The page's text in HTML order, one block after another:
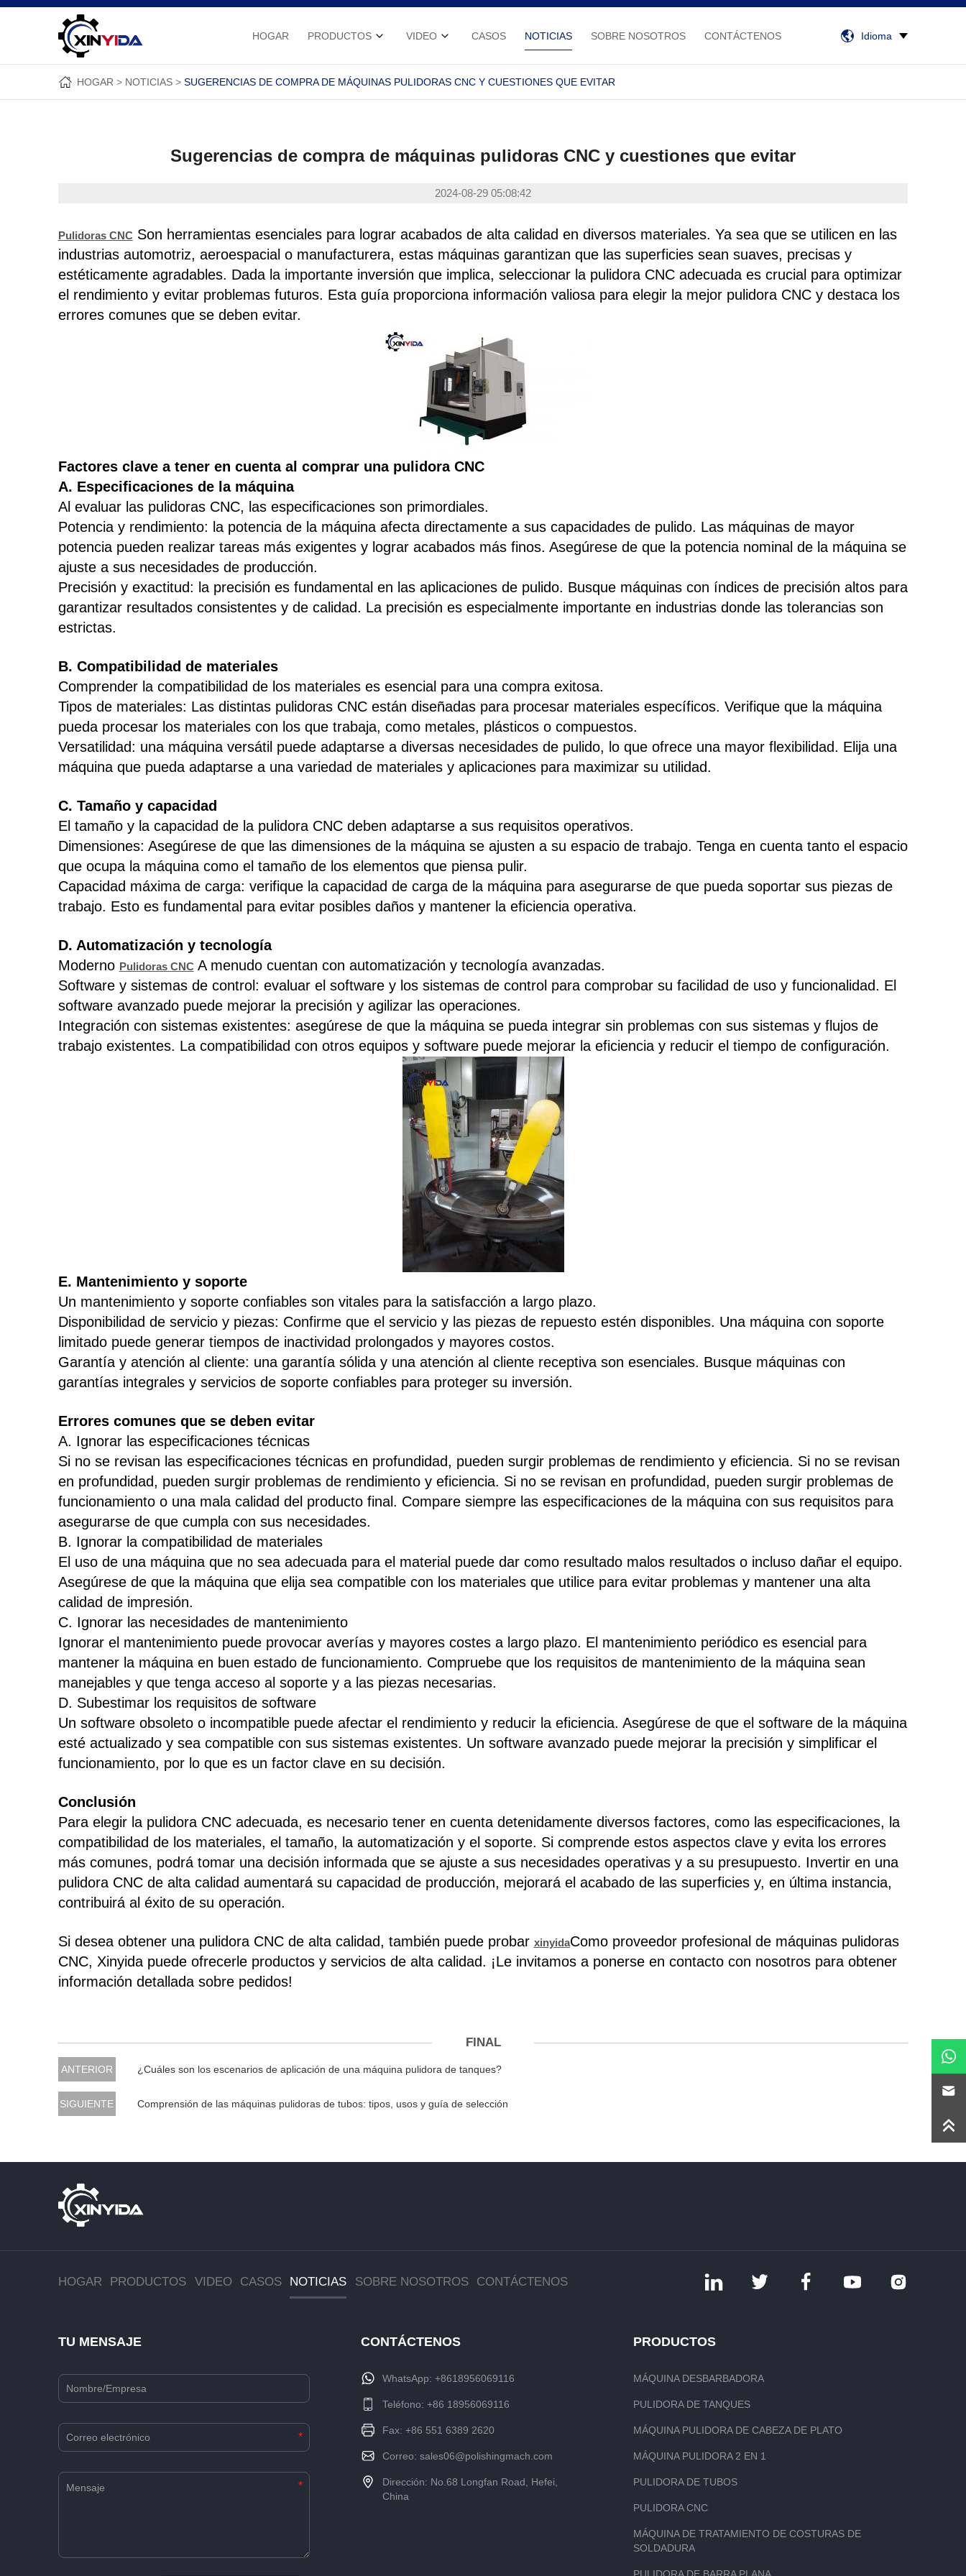
HOGAR PRODUCTOS VIDEO CASOS NOTICIAS SOBRE NOSOTROS CONTÁCTENOS Idioma
HOGAR NOTICIAS SUGERENCIAS DE COMPRA DE MÁQUINAS PULIDORAS CNC Y CUESTIONES QUE EVITAR
Sugerencias de compra de máquinas pulidoras CNC y cuestiones que evitar
2024-08-29 05:08:42
Pulidoras CNCSon herramientas esenciales para lograr acabados de alta calidad en diversos materiales. Ya sea que se utilicen en las
industrias automotriz, aeroespacial o manufacturera, estas máquinas garantizan que las superficies sean suaves, precisas y
estéticamente agradables. Dada la importante inversión que implica, seleccionar la pulidora CNC adecuada es crucial para optimizar
el rendimiento y evitar problemas futuros. Esta guía proporciona información valiosa para elegir la mejor pulidora CNC y destaca los
errores comunes que se deben evitar.
Factores clave a tener en cuenta al comprar una pulidora CNC
A. Especificaciones de la máquina
Al evaluar las pulidoras CNC, las especificaciones son primordiales.
Potencia y rendimiento: la potencia de la máquina afecta directamente a sus capacidades de pulido. Las máquinas de mayor
potencia pueden realizar tareas más exigentes y lograr acabados más finos. Asegúrese de que la potencia nominal de la máquina se
ajuste a sus necesidades de producción.
Precisión y exactitud: la precisión es fundamental en las aplicaciones de pulido. Busque máquinas con índices de precisión altos para
garantizar resultados consistentes y de calidad. La precisión es especialmente importante en industrias donde las tolerancias son
estrictas.
B. Compatibilidad de materiales
Comprender la compatibilidad de los materiales es esencial para una compra exitosa.
Tipos de materiales: Las distintas pulidoras CNC están diseñadas para procesar materiales específicos. Verifique que la máquina
pueda procesar los materiales con los que trabaja, como metales, plásticos o compuestos.
Versatilidad: una máquina versátil puede adaptarse a diversas necesidades de pulido, lo que ofrece una mayor flexibilidad. Elija una
máquina que pueda adaptarse a una variedad de materiales y aplicaciones para maximizar su utilidad.
C. Tamaño y capacidad
El tamaño y la capacidad de la pulidora CNC deben adaptarse a sus requisitos operativos.
Dimensiones: Asegúrese de que las dimensiones de la máquina se ajusten a su espacio de trabajo. Tenga en cuenta tanto el espacio
que ocupa la máquina como el tamaño de los elementos que piensa pulir.
Capacidad máxima de carga: verifique la capacidad de carga de la máquina para asegurarse de que pueda soportar sus piezas de
trabajo. Esto es fundamental para evitar posibles daños y mantener la eficiencia operativa.
D. Automatización y tecnología
Moderno Pulidoras CNCA menudo cuentan con automatización y tecnología avanzadas.
Software y sistemas de control: evaluar el software y los sistemas de control para comprobar su facilidad de uso y funcionalidad. El
software avanzado puede mejorar la precisión y agilizar las operaciones.
Integración con sistemas existentes: asegúrese de que la máquina se pueda integrar sin problemas con sus sistemas y flujos de
trabajo existentes. La compatibilidad con otros equipos y software puede mejorar la eficiencia y reducir el tiempo de configuración.
E. Mantenimiento y soporte
Un mantenimiento y soporte confiables son vitales para la satisfacción a largo plazo.
Disponibilidad de servicio y piezas: Confirme que el servicio y las piezas de repuesto estén disponibles. Una máquina con soporte
limitado puede generar tiempos de inactividad prolongados y mayores costos.
Garantía y atención al cliente: una garantía sólida y una atención al cliente receptiva son esenciales. Busque máquinas con
garantías integrales y servicios de soporte confiables para proteger su inversión.
Errores comunes que se deben evitar
A. Ignorar las especificaciones técnicas
Si no se revisan las especificaciones técnicas en profundidad, pueden surgir problemas de rendimiento y eficiencia. Si no se revisan
en profundidad, pueden surgir problemas de rendimiento y eficiencia. Si no se revisan en profundidad, pueden surgir problemas de
funcionamiento o una mala calidad del producto final. Compare siempre las especificaciones de la máquina con sus requisitos para
asegurarse de que cumpla con sus necesidades.
B. Ignorar la compatibilidad de materiales
El uso de una máquina que no sea adecuada para el material puede dar como resultado malos resultados o incluso dañar el equipo.
Asegúrese de que la máquina que elija sea compatible con los materiales que utilice para evitar problemas y mantener una alta
calidad de impresión.
C. Ignorar las necesidades de mantenimiento
Ignorar el mantenimiento puede provocar averías y mayores costes a largo plazo. El mantenimiento periódico es esencial para
mantener la máquina en buen estado de funcionamiento. Compruebe que los requisitos de mantenimiento de la máquina sean
manejables y que tenga acceso al soporte y a las piezas necesarias.
D. Subestimar los requisitos de software
Un software obsoleto o incompatible puede afectar el rendimiento y reducir la eficiencia. Asegúrese de que el software de la máquina
esté actualizado y sea compatible con sus sistemas existentes. Un software avanzado puede mejorar la precisión y simplificar el
funcionamiento, por lo que es un factor clave en su decisión.
Conclusión
Para elegir la pulidora CNC adecuada, es necesario tener en cuenta detenidamente diversos factores, como las especificaciones, la
compatibilidad de los materiales, el tamaño, la automatización y el soporte. Si comprende estos aspectos clave y evita los errores
más comunes, podrá tomar una decisión informada que se ajuste a sus necesidades operativas y a su presupuesto. Invertir en una
pulidora CNC de alta calidad aumentará su capacidad de producción, mejorará el acabado de las superficies y, en última instancia,
contribuirá al éxito de su operación.
Si desea obtener una pulidora CNC de alta calidad, también puede probar xinyidaComo proveedor profesional de máquinas pulidoras
CNC, Xinyida puede ofrecerle productos y servicios de alta calidad. ¡Le invitamos a ponerse en contacto con nosotros para obtener
información detallada sobre pedidos!
FINAL
ANTERIOR ¿Cuáles son los escenarios de aplicación de una máquina pulidora de tanques?
SIGUIENTE Comprensión de las máquinas pulidoras de tubos: tipos, usos y guía de selección
HOGAR PRODUCTOS VIDEO CASOS NOTICIAS SOBRE NOSOTROS CONTÁCTENOS
TU MENSAJE
*
*
CONTÁCTENOS
WhatsApp: +8618956069116
Teléfono: +86 18956069116
Fax: +86 551 6389 2620
Correo: sales06@polishingmach.com
Dirección: No.68 Longfan Road, Hefei,
China
PRODUCTOS
MÁQUINA DESBARBADORA
PULIDORA DE TANQUES
MÁQUINA PULIDORA DE CABEZA DE PLATO
MÁQUINA PULIDORA 2 EN 1
PULIDORA DE TUBOS
PULIDORA CNC
MÁQUINA DE TRATAMIENTO DE COSTURAS DE
SOLDADURA